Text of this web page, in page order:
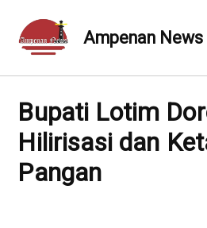
content
Ampenan News
Bupati Lotim Dorong
Hilirisasi dan
Pangan